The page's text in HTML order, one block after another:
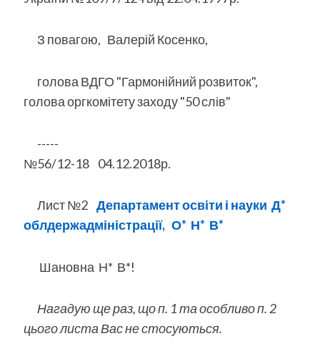
З повагою, Валерій Косенко,
голова ВДГО "Гармонійний розвиток",
голова оргкомітету заходу "50 слів"
-----
№56/12-18 04.12.2018р.
Лист №2Департамент освіти і наукиД*
облдержадміністрації, О* Н* В*
Шановна Н* В*!
Нагадую ще раз, що п. 1 та особливо п. 2
цього листа Вас не стосуються.